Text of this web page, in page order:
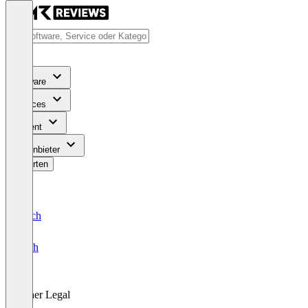
Software
Services
Content
Für Anbieter
Bewerten
Deutsch
English
Other Legal